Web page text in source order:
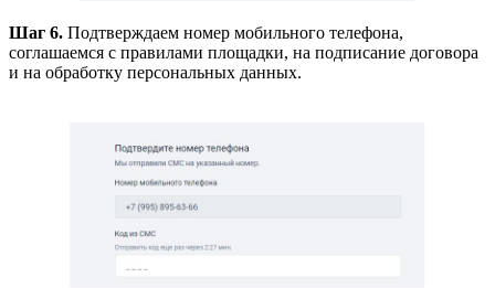
Шаг 6. Подтверждаем номер мобильного телефона,
соглашаемся с правилами площадки, на подписание договора
и на обработку персональных данных.